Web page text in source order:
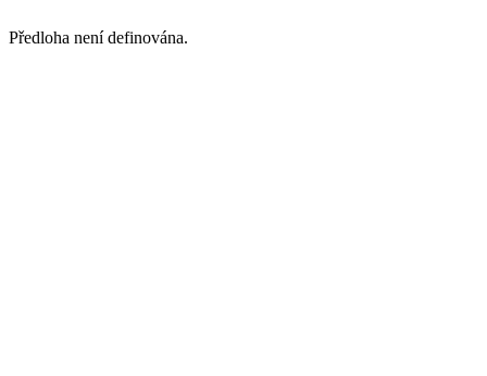
Předloha není definována.